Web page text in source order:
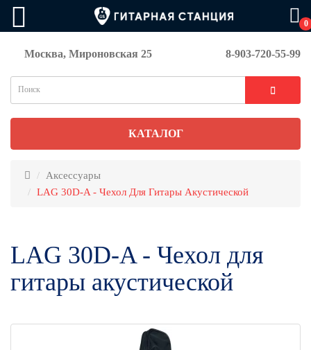
0
Москва, Мироновская 25 8-903-720-55-99
КАТАЛОГ
Аксессуары
LAG 30D-A - Чехол Для Гитары Акустической
LAG 30D-A - Чехол для
гитары акустической